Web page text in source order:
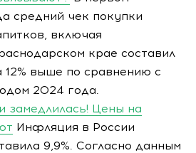
средний чек покупки
включая
крае составил
12% выше по сравнению с
2024 года.
замедлилась! Цены на
Инфляция в России
9,9%. Согласно данным